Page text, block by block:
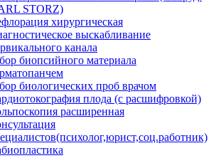
STORZ)
хирургическая
выскабливание
канала
биопсийного материала
биологических проб врачом
плода (с расшифровкой)
расширенная